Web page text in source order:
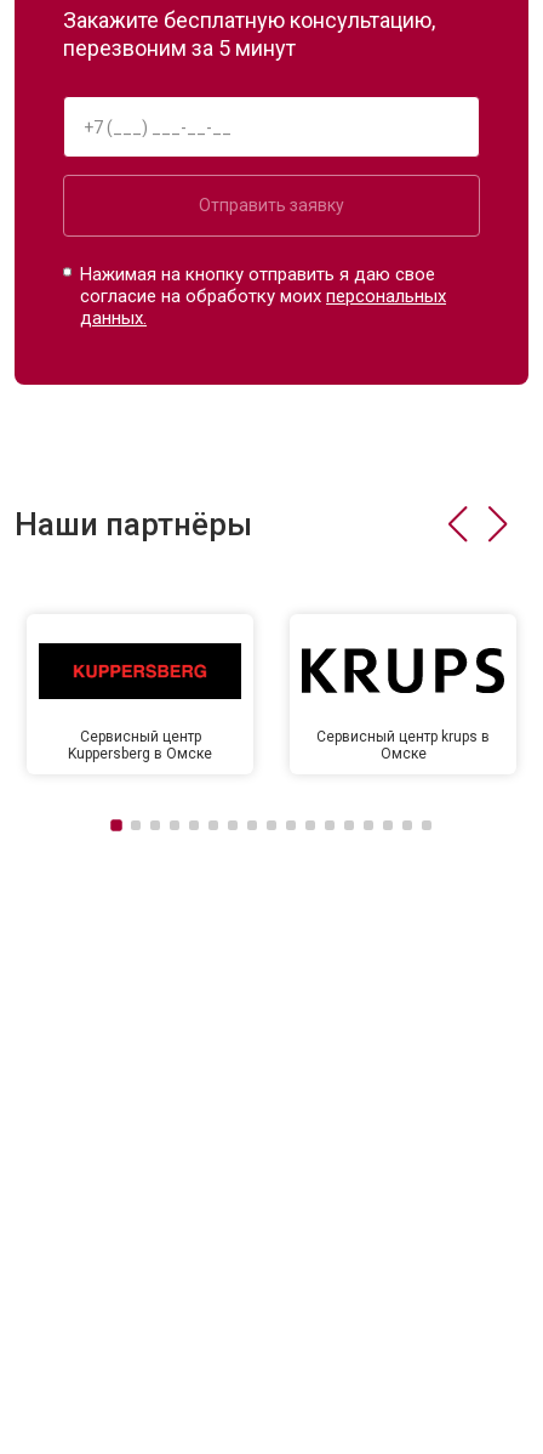
Закажите бесплатную консультацию,
перезвоним за 5 минут
Отправить заявку
Нажимая на кнопку отправить я даю свое
согласие на обработку моихперсональных
данных.
Наши партнёры
Сервисный центр
Kuppersberg в Омске
Сервисный центр krups в
Омске